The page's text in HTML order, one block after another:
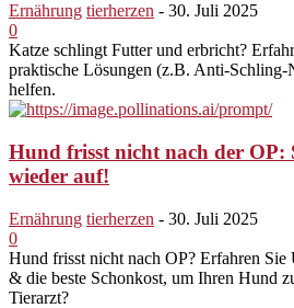
Ernährung tierherzen - 30. Juli 2025
0
Katze schlingt Futter und erbricht?
praktische Lösungen (z.B. Anti-Schling-
helfen.
Hund frisst nicht nach der OP:
wieder auf!
Ernährung tierherzen - 30. Juli 2025
0
Hund frisst nicht nach OP? Erfahren Sie
& die beste Schonkost, um Ihren Hund
Tierarzt?